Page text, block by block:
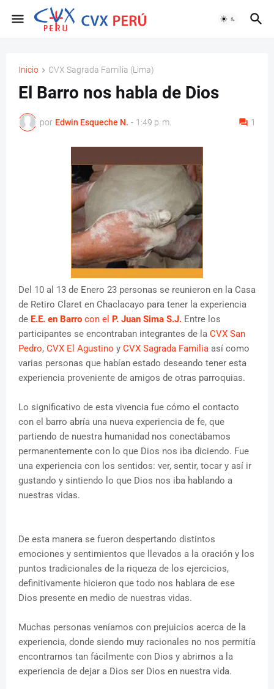
Inicio CVX Sagrada Familia (Lima)
El Barro nos habla de Dios
por Edwin Esqueche N. - 1:49 p. m. 1
Del 10 al 13 de Enero 23 personas se reunieron en la Casa
de Retiro Claret en Chaclacayo para tener la experiencia
de E.E. en Barro con el P. Juan Sima S.J. Entre los
participantes se encontraban integrantes de la CVX San
Pedro, CVX El Agustino y CVX Sagrada Familia así como
varias personas que habían estado deseando tener esta
experiencia proveniente de amigos de otras parroquias.
Lo significativo de esta vivencia fue cómo el contacto
con el barro abría una nueva experiencia de fe, que
partiendo de nuestra humanidad nos conectábamos
permanentemente con lo que Dios nos iba diciendo. Fue
una experiencia con los sentidos: ver, sentir, tocar y así ir
gustando y sintiendo lo que Dios nos iba hablando a
nuestras vidas.
De esta manera se fueron despertando distintos
emociones y sentimientos que llevados a la oración y los
puntos tradicionales de la riqueza de los ejercicios,
definitivamente hicieron que todo nos hablara de ese
Dios presente en medio de nuestras vidas.
Muchas personas veníamos con prejuicios acerca de la
experiencia, donde siendo muy racionales no nos permitía
encontrarnos tan fácilmente con Dios y abrirnos a la
experiencia de dejar a Dios ser Dios en nuestra vida.